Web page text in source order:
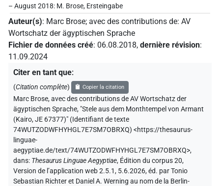
– August 2018: M. Brose, Ersteingabe
Auteur(s): Marc Brose; avec des contributions de: AV
Wortschatz der ägyptischen Sprache
Fichier de données créé: 06.08.2018, dernière révision:
11.09.2024
Citer en tant que:
(Citation complète) Copier la citation
Marc Brose,avec des contributions deAV Wortschatz der
ägyptischen Sprache, "Stele aus dem Monthtempel von Armant
(Kairo, JE 67377)" (Identifiant de texte
74WUTZODWFHYHGL7E7SM7OBRXQ) <https://thesaurus-
linguae-
aegyptiae.de/text/74WUTZODWFHYHGL7E7SM7OBRXQ>,
dans: Thesaurus Linguae Aegyptiae, Édition du corpus 20,
Version de l’application web 2.5.1, 5.6.2026, éd. par Tonio
Sebastian Richter et Daniel A. Werning au nom de la Berlin-